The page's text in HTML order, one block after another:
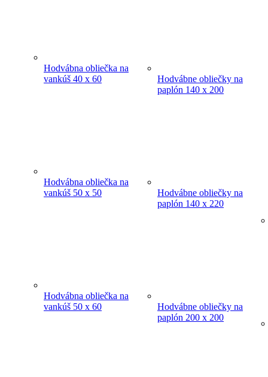
Hodvábna obliečka na
vankúš 40 x 60
Hodvábna obliečka na
vankúš 50 x 50
Hodvábna obliečka na
vankúš 50 x 60
Hodvábne obliečky na
paplón 140 x 200
Hodvábne obliečky na
paplón 140 x 220
Hodvábne obliečky na
paplón 200 x 200